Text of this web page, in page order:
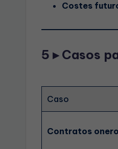
Costes
5 ▸ Casos
Caso
Contratos